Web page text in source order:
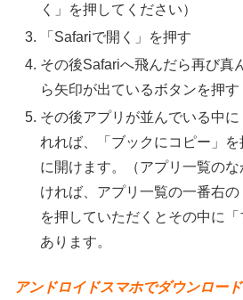
く」を押してください）
「Safariで開く」を押す
その後Safariへ飛んだら再び真
ら矢印が出ているボタンを押す
その後アプリが並んでいる中
れれば、「ブックにコピー」
に開けます。（アプリ一覧の
ければ、アプリ一覧の一番右
を押していただくとその中に
あります。
アンドロイドスマホでダウンロー